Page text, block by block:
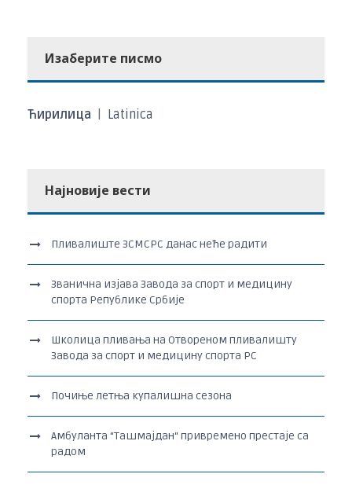
Изаберите писмо
Ћирилица Latinica
Најновије вести
Пливалиште ЗСМСРС данас неће радити
Званична изјава Завода за спорт и медицину
спорта Републике Србије
Школица пливања на Отвореном пливалишту
Завода за спорт и медицину спорта РС
Почиње летња купалишна сезона
Амбуланта “Ташмајдан“ привремено престаје са
радом